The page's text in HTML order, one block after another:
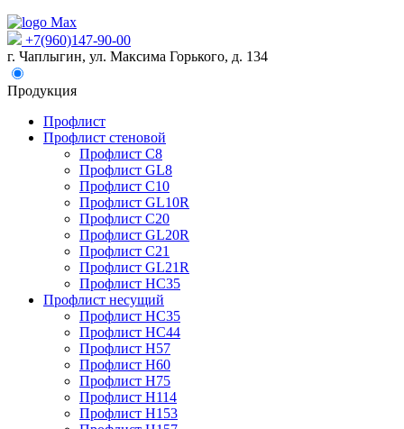
+7(960)147-90-00
г. Чаплыгин, ул. Максима Горького, д. 134
Продукция
Профлист
Профлист стеновой
Профлист С8
Профлист GL8
Профлист С10
Профлист GL10R
Профлист С20
Профлист GL20R
Профлист С21
Профлист GL21R
Профлист НС35
Профлист несущий
Профлист НС35
Профлист НС44
Профлист Н57
Профлист Н60
Профлист Н75
Профлист Н114
Профлист Н153